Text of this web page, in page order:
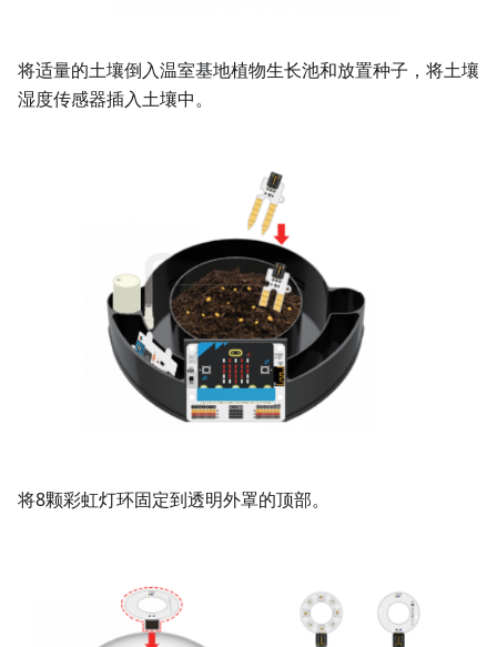
将适量的土壤倒入温室基地植物生长池和放置种子，将土壤
湿度传感器插入土壤中。
将8颗彩虹灯环固定到透明外罩的顶部。